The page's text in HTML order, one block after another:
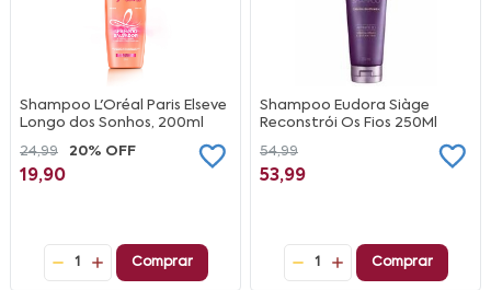
Shampoo L'Oréal Paris Elseve
Longo dos Sonhos, 200ml
24,99
20% OFF
19,90
1 Comprar
Shampoo Eudora Siàge
Reconstrói Os Fios 250Ml
54,99
53,99
1 Comprar